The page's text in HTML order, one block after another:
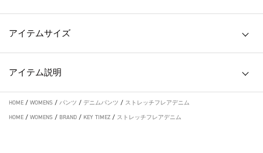
アイテムサイズ
アイテム説明
HOME / WOMENS / パンツ / デニムパンツ / ストレッチフレアデニム
HOME / WOMENS / BRAND / KEY TIMEZ / ストレッチフレアデニム